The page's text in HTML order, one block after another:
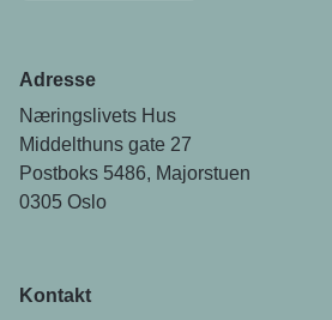
Adresse
Næringslivets Hus
Middelthuns gate 27
Postboks 5486, Majorstuen
0305 Oslo
Kontakt